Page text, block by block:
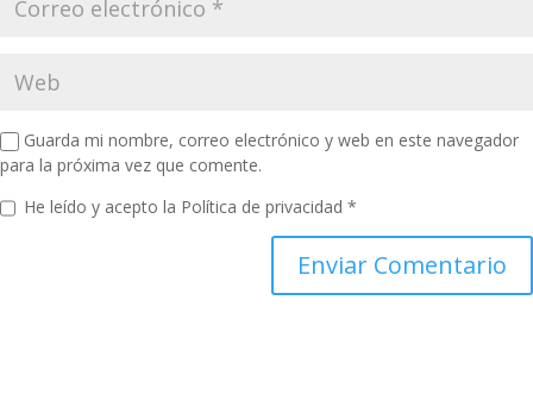
Guarda mi nombre, correo electrónico y web en este navegador
para la próxima vez que comente.
He leído y acepto la Política de privacidad *